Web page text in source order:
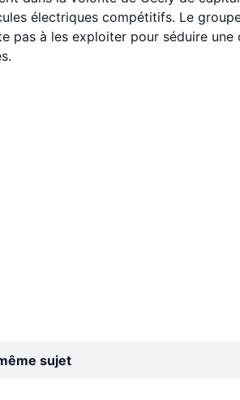
électriques compétitifs. Le
pas à les exploiter pour séduire
sujet